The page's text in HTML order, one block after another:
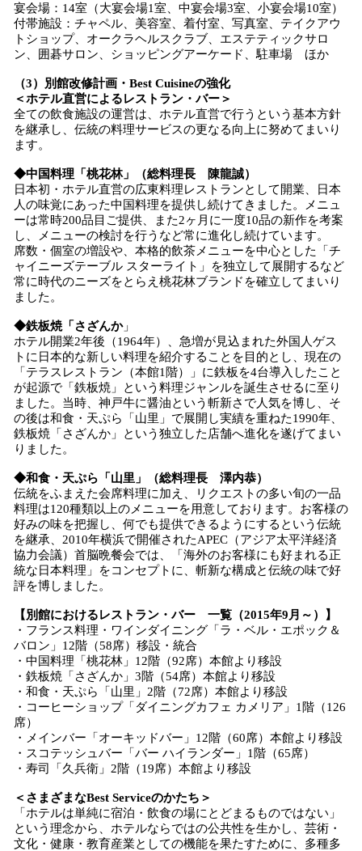
宴会場：14室（大宴会場1室、中宴会場3室、小宴会場10室）
付帯施設：チャペル、美容室、着付室、写真室、テイクアウ
トショップ、オークラヘルスクラブ、エステティックサロ
ン、囲碁サロン、ショッピングアーケード、駐車場 ほか
（3）別館改修計画・Best Cuisineの強化
＜ホテル直営によるレストラン・バー＞
全ての飲食施設の運営は、ホテル直営で行うという基本方針
を継承し、伝統の料理サービスの更なる向上に努めてまいり
ます。
◆中国料理「桃花林」（総料理長 陳龍誠）
日本初・ホテル直営の広東料理レストランとして開業、日本
人の味覚にあった中国料理を提供し続けてきました。メニュ
ーは常時200品目ご提供、また2ヶ月に一度10品の新作を考案
し、メニューの検討を行うなど常に進化し続けています。
席数・個室の増設や、本格的飲茶メニューを中心とした「チ
ャイニーズテーブル スターライト」を独立して展開するなど
常に時代のニーズをとらえ桃花林ブランドを確立してまいり
ました。
◆鉄板焼「さざんか」
ホテル開業2年後（1964年）、急増が見込まれた外国人ゲス
トに日本的な新しい料理を紹介することを目的とし、現在の
「テラスレストラン（本館1階）」に鉄板を4台導入したこと
が起源で「鉄板焼」という料理ジャンルを誕生させるに至り
ました。当時、神戸牛に醤油という斬新さで人気を博し、そ
の後は和食・天ぷら「山里」で展開し実績を重ねた1990年、
鉄板焼「さざんか」という独立した店舗へ進化を遂げてまい
りました。
◆和食・天ぷら「山里」（総料理長 澤内恭）
伝統をふまえた会席料理に加え、リクエストの多い旬の一品
料理は120種類以上のメニューを用意しております。お客様の
好みの味を把握し、何でも提供できるようにするという伝統
を継承、2010年横浜で開催されたAPEC（アジア太平洋経済
協力会議）首脳晩餐会では、「海外のお客様にも好まれる正
統な日本料理」をコンセプトに、斬新な構成と伝統の味で好
評を博しました。
【別館におけるレストラン・バー 一覧（2015年9月～）】
・フランス料理・ワインダイニング「ラ・ベル・エポック＆
バロン」12階（58席）移設・統合
・中国料理「桃花林」12階（92席）本館より移設
・鉄板焼「さざんか」3階（54席）本館より移設
・和食・天ぷら「山里」2階（72席）本館より移設
・コーヒーショップ「ダイニングカフェ カメリア」1階（126
席）
・メインバー「オーキッドバー」12階（60席）本館より移設
・スコテッシュバー「バー ハイランダー」1階（65席）
・寿司「久兵衛」2階（19席）本館より移設
＜さまざまなBest Serviceのかたち＞
「ホテルは単純に宿泊・飲食の場にとどまるものではない」
という理念から、ホテルならではの公共性を生かし、芸術・
文化・健康・教育産業としての機能を果たすために、多種多